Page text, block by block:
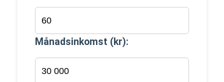
Månadsinkomst (kr):